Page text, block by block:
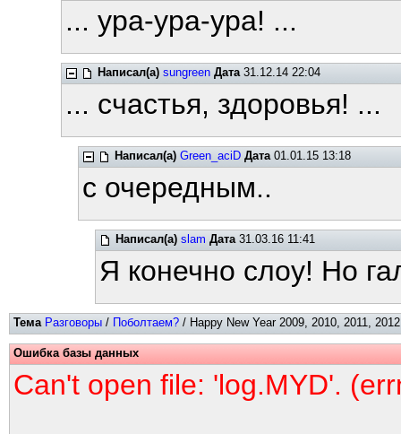
... ура-ура-ура! ...
Написал(а) sungreen Дата31.12.14 22:04
... счастья, здоровья! ...
Написал(а) Green_aciD Дата01.01.15 13:18
с очередным..
Написал(а) slam Дата31.03.16 11:41
Я конечно слоу! Но
Тема Разговоры / Поболтаем? / Happy New Year 2009, 2010, 2011,
Ошибка базы данных
Can't open file: 'log.MYD'.